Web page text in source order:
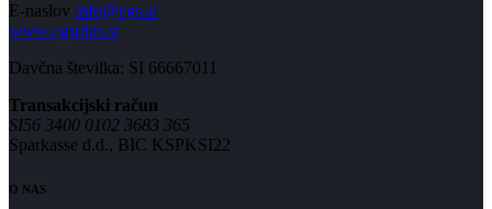
E-naslov info@cgs.si
www.cgsplus.si
Davčna številka: SI 66667011
Transakcijski račun
SI56 3400 0102 3683 365
Sparkasse d.d., BIC KSPKSI22
O NAS